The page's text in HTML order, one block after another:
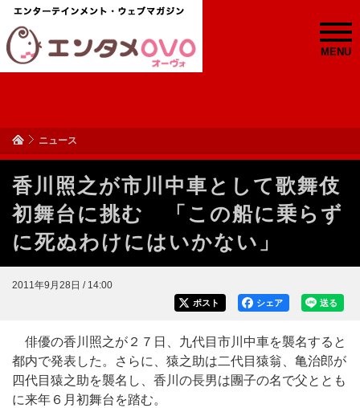
MENU
ニュース
香川照之が市川中車として歌舞伎
初舞台に挑む 「この船に乗らず
に死ぬわけにはいかない」
2011年9月28日 / 14:00
送る
シェア
ポスト
俳優の香川照之が２７日、九代目市川中車を襲名すると
都内で発表した。さらに、猿之助は二代目猿翁、亀治郎が
四代目猿之助を襲名し、香川の長男は團子の名で父ととも
に来年６月初舞台を踏む。